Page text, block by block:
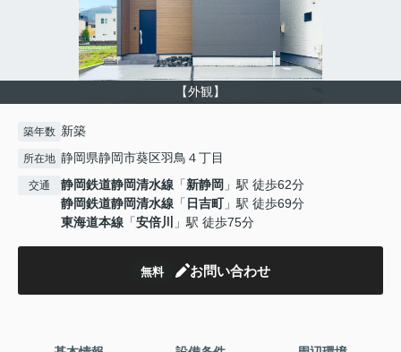
【外観】
築年数 新築
所在地 静岡県静岡市葵区羽鳥４丁目
交通 静岡鉄道静岡清水線 「新静岡 」駅 徒歩62分
静岡鉄道静岡清水線 「 日吉町」駅 徒歩69分
東海道本線 「安倍川 」駅 徒歩75分
無料 お問い合わせ